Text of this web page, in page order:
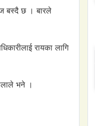
बस्दै छ । बारले
रायका लागि
भने ।